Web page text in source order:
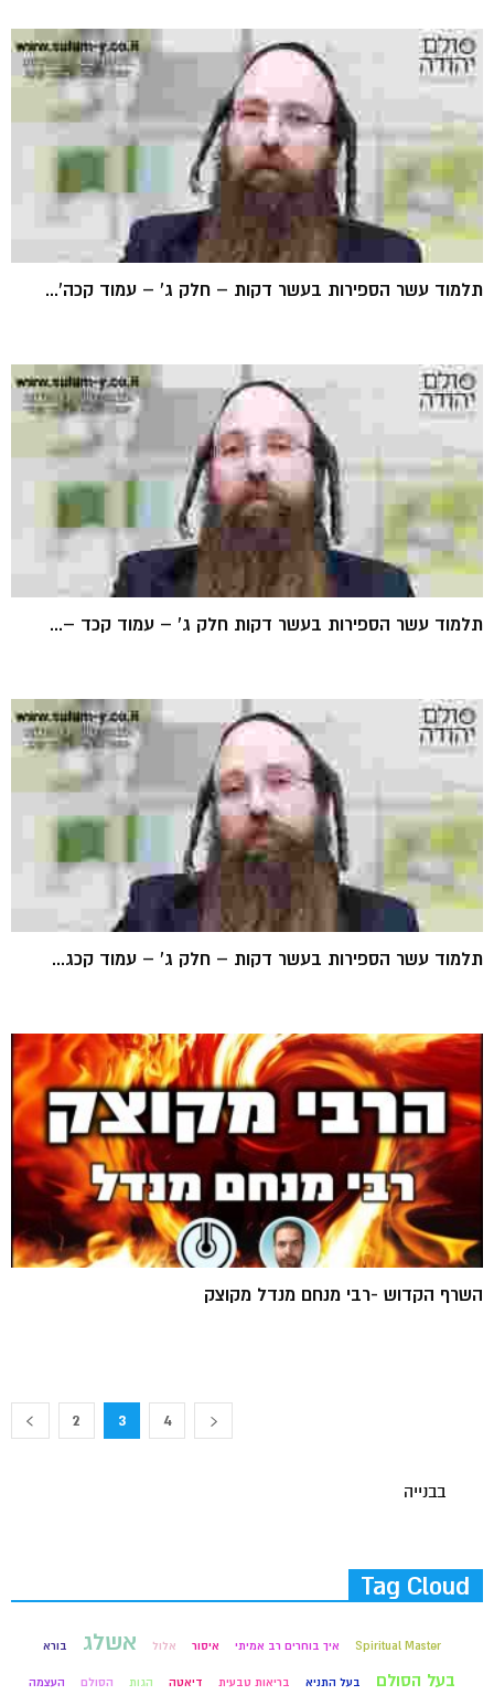
תלמוד עשר הספירות בעשר דקות – חלק ג' – עמוד קכה'...
תלמוד עשר הספירות בעשר דקות חלק ג' – עמוד קכד –...
תלמוד עשר הספירות בעשר דקות – חלק ג' – עמוד קכג...
השרף הקדוש -רבי מנחם מנדל מקוצק
2 3 4
בבנייה
Tag Cloud
Spiritual Master איך בוחרים רב אמיתי איסור אלול אשלג בורא
בעל הסולם בעל התניא בריאות טבעית דיאטה הגות הסולם העצמה